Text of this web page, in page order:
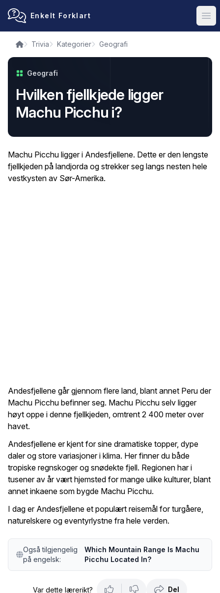
Enkelt Forklart
Trivia Kategorier Geografi
Geografi
Hvilken fjellkjede ligger
Machu Picchu i?
Machu Picchu ligger i Andesfjellene. Dette er den lengste
fjellkjeden på landjorda og strekker seg langs nesten hele
vestkysten av Sør-Amerika.
Andesfjellene går gjennom flere land, blant annet Peru der
Machu Picchu befinner seg. Machu Picchu selv ligger
høyt oppe i denne fjellkjeden, omtrent 2 400 meter over
havet.
Andesfjellene er kjent for sine dramatiske topper, dype
daler og store variasjoner i klima. Her finner du både
tropiske regnskoger og snødekte fjell. Regionen har i
tusener av år vært hjemsted for mange ulike kulturer, blant
annet inkaene som bygde Machu Picchu.
I dag er Andesfjellene et populært reisemål for turgåere,
naturelskere og eventyrlystne fra hele verden.
Også tilgjengelig
på engelsk:
Which Mountain Range Is Machu
Picchu Located In?
Var dette lærerikt? Del